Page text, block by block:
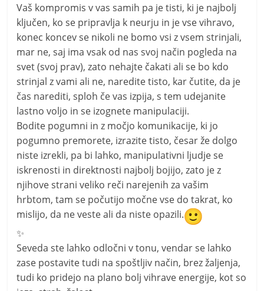
Vaš kompromis v vas samih pa je tisti, ki je najbolj
ključen, ko se pripravlja k neurju in je vse vihravo,
konec koncev se nikoli ne bomo vsi z vsem strinjali,
mar ne, saj ima vsak od nas svoj način pogleda na
svet (svoj prav), zato nehajte čakati ali se bo kdo
strinjal z vami ali ne, naredite tisto, kar čutite, da je
čas narediti, sploh če vas izpija, s tem udejanite
lastno voljo in se izognete manipulaciji.
Bodite pogumni in z močjo komunikacije, ki jo
pogumno premorete, izrazite tisto, česar že dolgo
niste izrekli, pa bi lahko, manipulativni ljudje se
iskrenosti in direktnosti najbolj bojijo, zato je z
njihove strani veliko reči narejenih za vašim
hrbtom, tam se počutijo močne vse do takrat, ko
mislijo, da ne veste ali da niste opazili.
✨
Seveda ste lahko odločni v tonu, vendar se lahko
zase postavite tudi na spoštljiv način, brez žaljenja,
tudi ko pridejo na plano bolj vihrave energije, kot so